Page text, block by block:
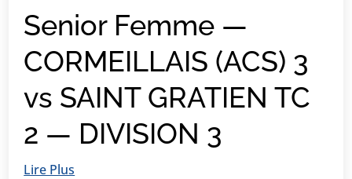
Senior Femme —
CORMEILLAIS (ACS) 3
vs SAINT GRATIEN TC
2 — DIVISION 3
Lire Plus